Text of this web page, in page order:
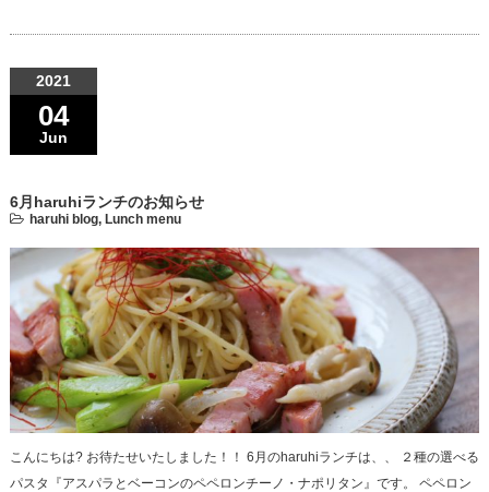
2021
04
Jun
6月haruhiランチのお知らせ
haruhi blog, Lunch menu
こんにちは? お待たせいたしました！！ 6月のharuhiランチは、、 ２種の選べる
パスタ『アスパラとベーコンのペペロンチーノ・ナポリタン』です。 ペペロン